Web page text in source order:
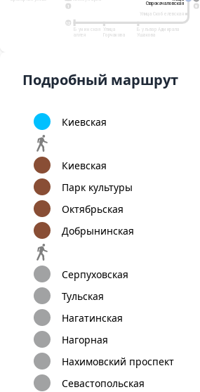
9
12
1 Старокачаловская
Улица Скобелевская
Бульвар Адмирала
Ушакова
Улица
Горчакова
Бунинская
аллея
Старокачаловская
Подробный маршрут
Киевская
Киевская
Парк культуры
Октябрьская
Добрынинская
Серпуховская
Тульская
Нагатинская
Нагорная
Нахимовский проспект
Севастопольская